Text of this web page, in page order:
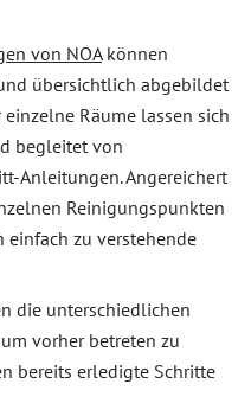
von NOAkönnen
übersichtlich abgebildet
Räume lassen sich
begleitet von
Anleitungen. Angereichert
Reinigungspunkten
einfach zu verstehende
die unterschiedlichen
vorher betreten zu
bereits erledigte Schritte